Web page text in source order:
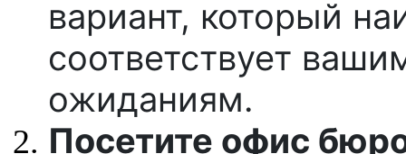
вариант, который
соответствует
ожиданиям.
Посетите офис